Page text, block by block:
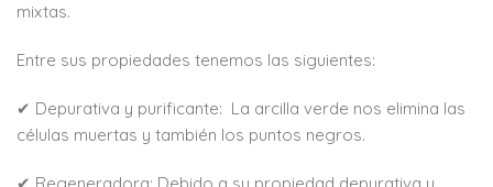
mixtas.
Entre sus propiedades tenemos las siguientes:
✔ Depurativa y purificante: La arcilla verde nos elimina las
células muertas y también los puntos negros.